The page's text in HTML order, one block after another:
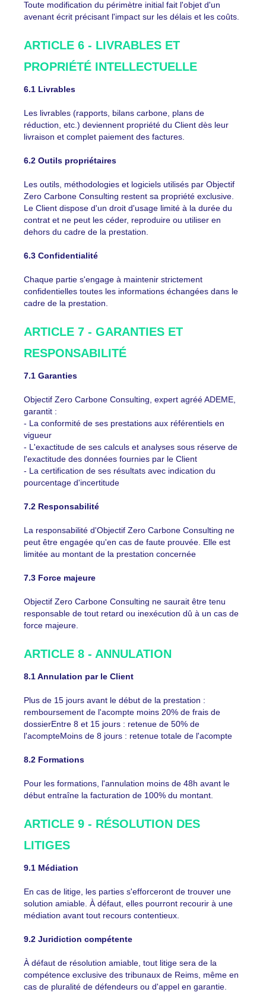
Toute modification du périmètre initial fait l'objet d'un
avenant écrit précisant l'impact sur les délais et les coûts.
ARTICLE 6 - LIVRABLES ET
PROPRIÉTÉ INTELLECTUELLE
6.1 Livrables
Les livrables (rapports, bilans carbone, plans de
réduction, etc.) deviennent propriété du Client dès leur
livraison et complet paiement des factures.
6.2 Outils propriétaires
Les outils, méthodologies et logiciels utilisés par Objectif
Zero Carbone Consulting restent sa propriété exclusive.
Le Client dispose d'un droit d'usage limité à la durée du
contrat et ne peut les céder, reproduire ou utiliser en
dehors du cadre de la prestation.
6.3 Confidentialité
Chaque partie s'engage à maintenir strictement
confidentielles toutes les informations échangées dans le
cadre de la prestation.
ARTICLE 7 - GARANTIES ET
RESPONSABILITÉ
7.1 Garanties
Objectif Zero Carbone Consulting, expert agréé ADEME,
garantit :
- La conformité de ses prestations aux référentiels en
vigueur
- L'exactitude de ses calculs et analyses sous réserve de
l'exactitude des données fournies par le Client
- La certification de ses résultats avec indication du
pourcentage d'incertitude
7.2 Responsabilité
La responsabilité d'Objectif Zero Carbone Consulting ne
peut être engagée qu'en cas de faute prouvée. Elle est
limitée au montant de la prestation concernée
7.3 Force majeure
Objectif Zero Carbone Consulting ne saurait être tenu
responsable de tout retard ou inexécution dû à un cas de
force majeure.
ARTICLE 8 - ANNULATION
8.1 Annulation par le Client
Plus de 15 jours avant le début de la prestation :
remboursement de l'acompte moins 20% de frais de
dossierEntre 8 et 15 jours : retenue de 50% de
l'acompteMoins de 8 jours : retenue totale de l'acompte
8.2 Formations
Pour les formations, l'annulation moins de 48h avant le
début entraîne la facturation de 100% du montant.
ARTICLE 9 - RÉSOLUTION DES
LITIGES
9.1 Médiation
En cas de litige, les parties s'efforceront de trouver une
solution amiable. À défaut, elles pourront recourir à une
médiation avant tout recours contentieux.
9.2 Juridiction compétente
À défaut de résolution amiable, tout litige sera de la
compétence exclusive des tribunaux de Reims, même en
cas de pluralité de défendeurs ou d'appel en garantie.